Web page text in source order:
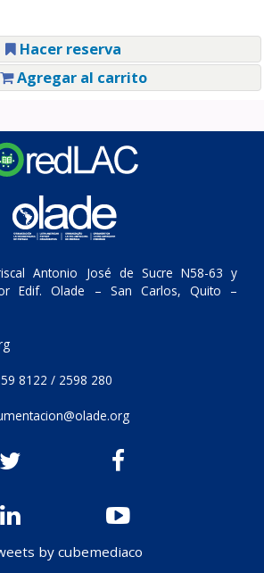
Hacer reserva
Agregar al carrito
Antonio José de Sucre N58-63 y
Edif. Olade – San Carlos, Quito –
8122 / 2598 280
by cubemediaco